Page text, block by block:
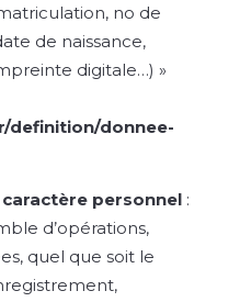
no de
de naissance,
digitale…) »
definition/donnee-
personnel :
d’opérations,
quel que soit le